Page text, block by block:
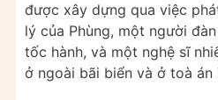
được xây dựng qua việc
lý của Phùng, một người
tốc hành, và một nghệ sĩ
ở ngoài bãi biển và ở toà án